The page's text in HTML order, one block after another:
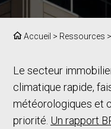
Accueil > Ressources >
Le secteur
climatique rapide,
météorologiques et
priorité. Un rapport